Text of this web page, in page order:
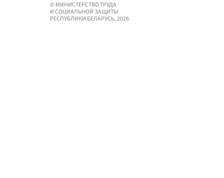
© МИНИСТЕРСТВО ТРУДА
И СОЦИАЛЬНОЙ ЗАЩИТЫ
РЕСПУБЛИКИ БЕЛАРУСЬ, 2026.